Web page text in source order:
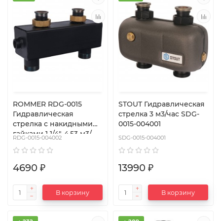
ROMMER RDG-0015
Гидравлическая
стрелка с накидными
гайками 1 1/4", 4,53 м3/
RDG-0015-004002
4690 ₽
В корзину
STOUT Гидравлическая
стрелка 3 м3/час SDG-
0015-004001
SDG-0015-004001
13990 ₽
В корзину